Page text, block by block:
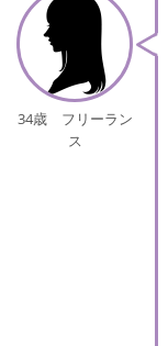
34歳 フリーラン
ス